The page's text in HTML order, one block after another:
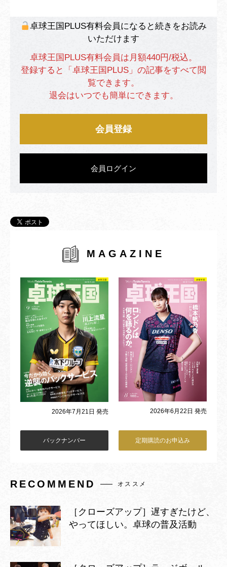
卓球王国PLUS有料会員になると続きをお読み
いただけます
卓球王国PLUS有料会員は月額440円/税込。
登録すると「卓球王国PLUS」の記事をすべて閲
覧できます。
退会はいつでも簡単にできます。
会員登録
会員ログイン
MAGAZINE
2026年7月21日 発売 2026年6月22日 発売
バックナンバー 定期購読のお申込み
RECOMMEND オススメ
［クローズアップ］遅すぎたけど、
やってほしい。卓球の普及活動